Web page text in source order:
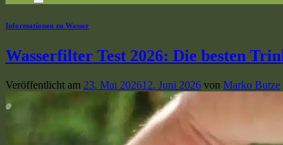
Informationen zu Wasser
Wasserfilter Test 2026: Die besten
Veröffentlicht am 23. Mai 202612. Juni 2026 von Marko Butze